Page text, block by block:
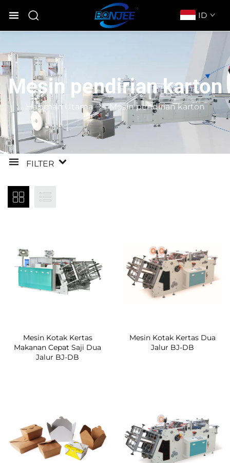
ID
Mesin pendirian karton
Halaman Utama Mesin pendirian karton
FILTER
Mesin Kotak Kertas
Makanan Cepat Saji Dua
Jalur BJ-DB
Mesin Kotak Kertas Dua
Jalur BJ-DB